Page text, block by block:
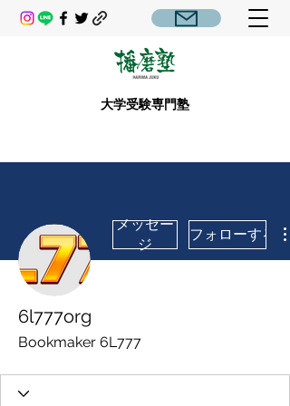
大学受験専門塾
メッセー
ジ
フォローする
6l777org
Bookmaker 6L777